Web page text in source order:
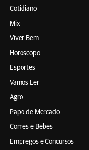
Cotidiano
Mix
Viver Bem
Horóscopo
Esportes
Vamos Ler
Agro
Papo de Mercado
Comes e Bebes
Empregos e Concursos